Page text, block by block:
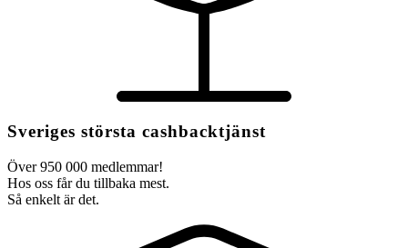
Sveriges största cashbacktjänst
Över 950 000 medlemmar!
Hos oss får du tillbaka mest.
Så enkelt är det.